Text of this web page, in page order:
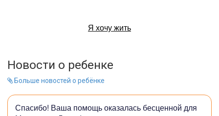
Я хочу жить
Новости о ребенке
Больше новостей о ребёнке
Спасибо! Ваша помощь оказалась бесценной для